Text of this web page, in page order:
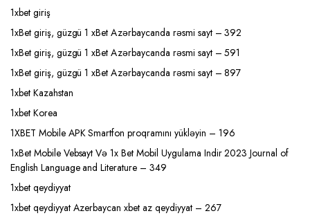
1xbet giriş
1xBet giriş, güzgü 1 xBet Azərbaycanda rəsmi sayt – 392
1xBet giriş, güzgü 1 xBet Azərbaycanda rəsmi sayt – 591
1xBet giriş, güzgü 1 xBet Azərbaycanda rəsmi sayt – 897
1xbet Kazahstan
1xbet Korea
1XBET Mobile APK Smartfon proqramını yükləyin – 196
1xBet Mobile Vebsayt Və 1x Bet Mobil Uygulama Indir 2023 Journal of
English Language and Literature – 349
1xbet qeydiyyat
1xbet qeydiyyat Azerbaycan xbet az qeydiyyat – 267